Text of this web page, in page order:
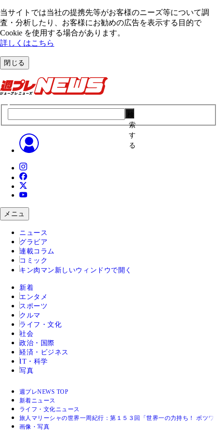
当サイトでは当社の提携先等がお客様のニーズ等について調
査・分析したり、お客様にお勧めの広告を表⽰する⽬的で
Cookie を使⽤する場合があります。
詳しくはこちら
閉じる
索
す
る
メニュ
ニュース
グラビア
連載コラム
コミック
キン肉マン 新しいウィンドウで開く
新着
エンタメ
スポーツ
クルマ
ライフ・文化
社会
政治・国際
経済・ビジネス
IT・科学
写真
週プレNEWS TOP
新着ニュース
ライフ・文化ニュース
旅人マリーシャの世界一周紀行：第１５３回「世界一の力持ち！ ボツ
画像・写真